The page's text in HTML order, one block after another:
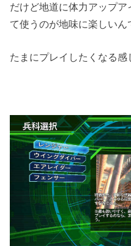
だけど地道に体力アップ
て使うのが地味に楽しいん
たまにプレイしたくなる感